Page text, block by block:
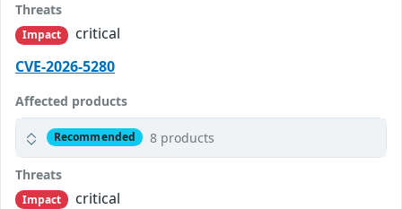
Threats
Impact
critical
CVE-2026-5280
Affected products
Recommended 8 products
Threats
Impact
critical